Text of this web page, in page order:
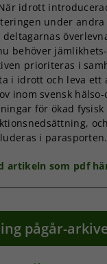
idrott
under andra
behöver
prioriteras i
i idrott och leva ett
inom svensk hälso-
för ökad
i parasporten.
artikeln som pdf
pågår-